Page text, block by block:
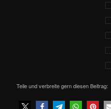
Teile und verbreite gern diesen Beitrag: